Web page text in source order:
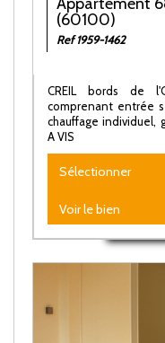
(60100)
Ref 1959-1462
CREIL bords de
comprenant entrée
chauffage individuel,
A VIS
Sélectionner
Voir le bien